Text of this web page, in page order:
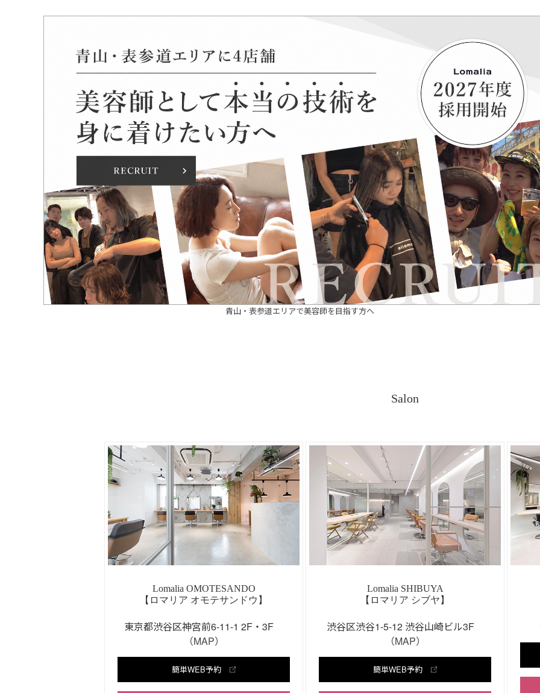
青山・表参道エリアで美容師を目指す方へ
Salon
Lomalia OMOTESANDO
【ロマリア オモテサンドウ】
東京都渋谷区神宮前6-11-1 2F・3F
（MAP）
簡単WEB予約
Lomalia SHIBUYA
【ロマリア シブヤ】
渋谷区渋谷1-5-12 渋谷山崎ビル3F
（MAP）
簡単WEB予約